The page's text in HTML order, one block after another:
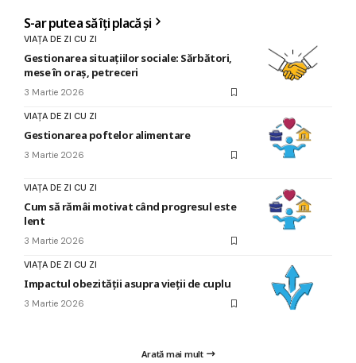
S-ar putea să îți placă și
VIAȚA DE ZI CU ZI
Gestionarea situațiilor sociale: Sărbători,
mese în oraș, petreceri
3 Martie 2026
VIAȚA DE ZI CU ZI
Gestionarea poftelor alimentare
3 Martie 2026
VIAȚA DE ZI CU ZI
Cum să rămâi motivat când progresul este
lent
3 Martie 2026
VIAȚA DE ZI CU ZI
Impactul obezității asupra vieții de cuplu
3 Martie 2026
Arată mai mult